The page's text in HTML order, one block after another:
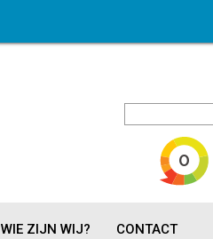
WIE ZIJN WIJ? CONTACT